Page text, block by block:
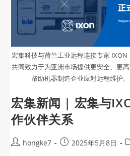
宏集科技与荷兰工业远程连接专家
共同致力于为亚洲市场提供更安全、更
帮助机器制造企业应对远程维护、
宏集新闻 | 宏集与
作伙伴关系
hongke7 2025年5月8日